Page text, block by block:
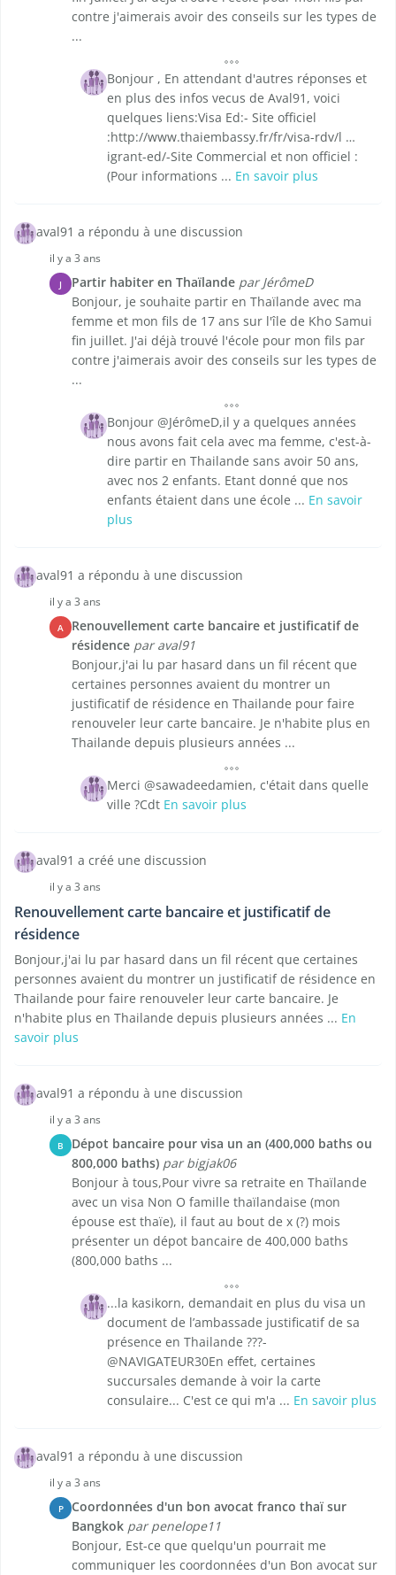
contre j'aimerais avoir des conseils sur les types de
...
Bonjour , En attendant d'autres réponses et
en plus des infos vecus de Aval91, voici
quelques liens:Visa Ed:- Site officiel
:http://www.thaiembassy.fr/fr/visa-rdv/l …
igrant-ed/-Site Commercial et non officiel :
(Pour informations ... En savoir plus
aval91 a répondu à une discussion
il y a 3 ans
J Partir habiter en Thaïlande par JérômeD
Bonjour, je souhaite partir en Thaïlande avec ma
femme et mon fils de 17 ans sur l'île de Kho Samui
fin juillet. J'ai déjà trouvé l'école pour mon fils par
contre j'aimerais avoir des conseils sur les types de
...
Bonjour @JérômeD,il y a quelques années
nous avons fait cela avec ma femme, c'est-à-
dire partir en Thailande sans avoir 50 ans,
avec nos 2 enfants. Etant donné que nos
enfants étaient dans une école ... En savoir
plus
aval91 a répondu à une discussion
il y a 3 ans
A
Renouvellement carte bancaire et justificatif de
résidence par aval91
Bonjour,j'ai lu par hasard dans un fil récent que
certaines personnes avaient du montrer un
justificatif de résidence en Thailande pour faire
renouveler leur carte bancaire. Je n'habite plus en
Thailande depuis plusieurs années ...
Merci @sawadeedamien, c'était dans quelle
ville ?Cdt En savoir plus
aval91 a créé une discussion
il y a 3 ans
Renouvellement carte bancaire et justificatif de
résidence
Bonjour,j'ai lu par hasard dans un fil récent que certaines
personnes avaient du montrer un justificatif de résidence en
Thailande pour faire renouveler leur carte bancaire. Je
n'habite plus en Thailande depuis plusieurs années ... En
savoir plus
aval91 a répondu à une discussion
il y a 3 ans
B
Dépot bancaire pour visa un an (400,000 baths ou
800,000 baths) par bigjak06
Bonjour à tous,Pour vivre sa retraite en Thaïlande
avec un visa Non O famille thaïlandaise (mon
épouse est thaïe), il faut au bout de x (?) mois
présenter un dépot bancaire de 400,000 baths
(800,000 baths ...
...la kasikorn, demandait en plus du visa un
document de l’ambassade justificatif de sa
présence en Thailande ???-
@NAVIGATEUR30En effet, certaines
succursales demande à voir la carte
consulaire... C'est ce qui m'a ... En savoir plus
aval91 a répondu à une discussion
il y a 3 ans
P
Coordonnées d'un bon avocat franco thaï sur
Bangkok par penelope11
Bonjour, Est-ce que quelqu'un pourrait me
communiquer les coordonnées d'un Bon avocat sur